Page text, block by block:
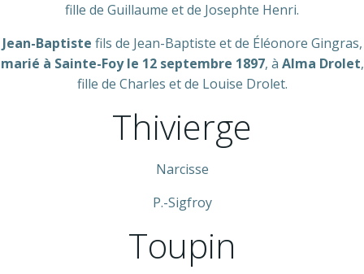
fille de Guillaume et de Josephte Henri.
Jean-Baptiste fils de Jean-Baptiste et de Éléonore Gingras,
marié à Sainte-Foy le 12 septembre 1897, à Alma Drolet,
fille de Charles et de Louise Drolet.
Thivierge
Narcisse
P.-Sigfroy
Toupin